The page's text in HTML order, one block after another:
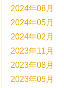
2024年08月
2024年05月
2024年02月
2023年11月
2023年08月
2023年05月